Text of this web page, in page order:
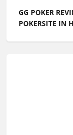
GG POKER
POKERSITE IN